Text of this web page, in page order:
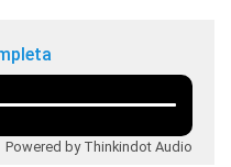
Powered by Thinkindot Audio